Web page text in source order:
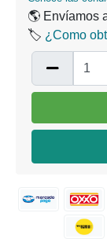
🌎 Envíamos
🏷️ ¿Como